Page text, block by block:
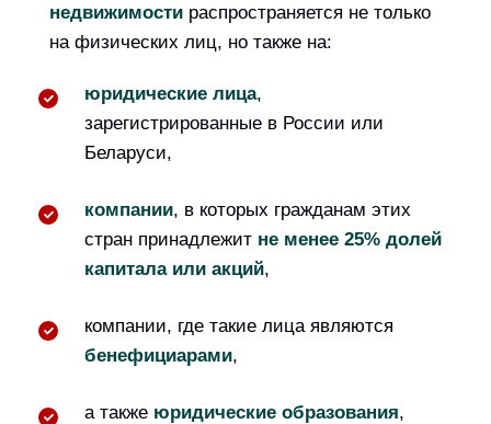
недвижимости распространяется не только
на физических лиц, но также на:
юридические лица,
зарегистрированные в России или
Беларуси,
компании, в которых гражданам этих
стран принадлежит не менее 25% долей
капитала или акций,
компании, где такие лица являются
бенефициарами,
а также юридические образования,